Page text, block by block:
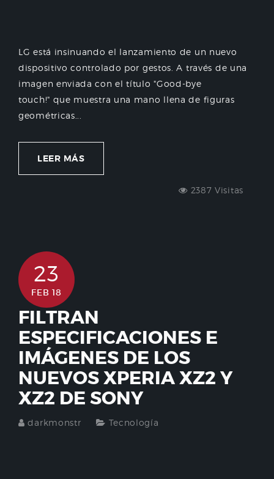
LG está insinuando el lanzamiento de un nuevo
dispositivo controlado por gestos. A través de una
imagen enviada con el título "Good-bye
touch!" que muestra una mano llena de figuras
geométricas...
LEER MÁS
2387 Visitas
23
FEB 18
FILTRAN
ESPECIFICACIONES E
IMÁGENES DE LOS
NUEVOS XPERIA XZ2 Y
XZ2 DE SONY
darkmonstr Tecnología